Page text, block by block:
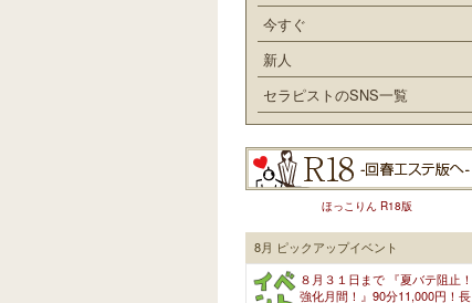
今すぐ
新人
セラピストのSNS一覧
ほっこりん R18版
8月 ピックアップイベント
８月３１日まで 『夏バテ阻止！
強化月間！』90分11,000円！長